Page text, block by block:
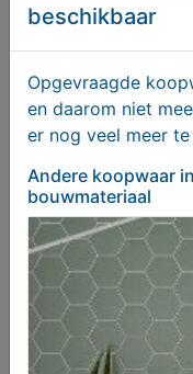
voorraadtegels
€ 26,50
beschikbaar
Opgevraagde
en daarom niet
er nog veel meer
Andere koopwaar
bouwmateriaal